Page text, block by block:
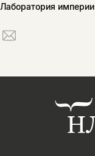
Лаборатория империи